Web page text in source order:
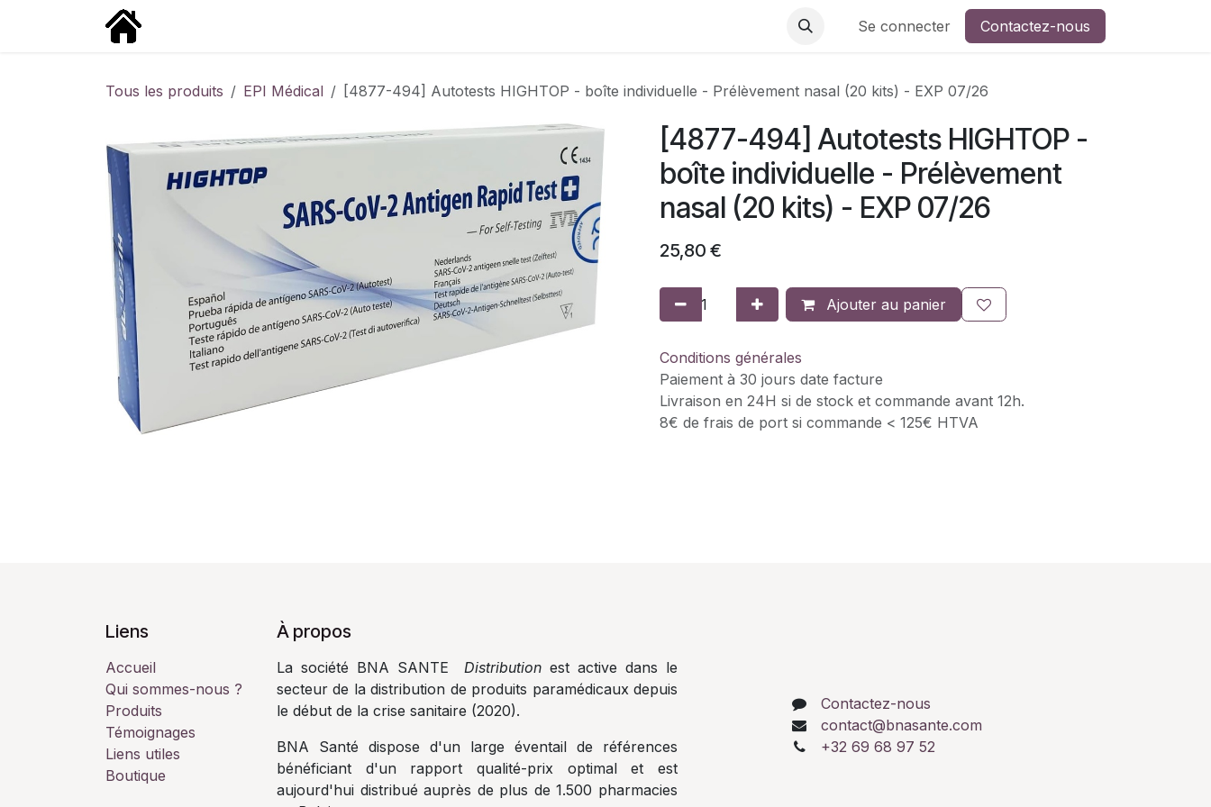
Se rendre au contenu
Se connecter Contactez-nous
Tous les produits EPI Médical [4877-494] Autotests HIGHTOP - boîte individuelle - Prélèvement nasal (20 kits) - EXP 07/26
[4877-494] Autotests HIGHTOP -
boîte individuelle - Prélèvement
nasal (20 kits) - EXP 07/26
25,80 €
Ajouter au panier
Conditions générales
Paiement à 30 jours date facture
Livraison en 24H si de stock et commande avant 12h.
8€ de frais de port si commande < 125€ HTVA
Liens
Accueil
Qui sommes-nous ?
Produits
Témoignages
Liens utiles
Boutique
À propos
La société BNA SANTEDistributionest active dans le
secteur de la distribution de produits paramédicaux depuis
le début de la crise sanitaire (2020).
BNA Santé dispose d'un large éventail de références
bénéficiant d'un rapport qualité-prix optimal et est
aujourd'hui distribué auprès de plus de 1.500 pharmacies
Contactez-nous
contact@bnasante.com
+32 69 68 97 52